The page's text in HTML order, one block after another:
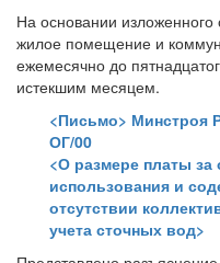
На основании изложенного
жилое помещение и
ежемесячно до
истекшим месяцем.
<Письмо> Минстроя
ОГ/00
<О размере платы
использования и
отсутствии
учета сточных вод>